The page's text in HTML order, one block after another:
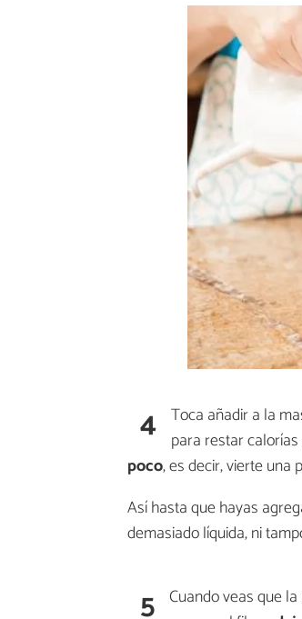
4 Toca añadir a la
para restar
poco, es decir, vierte una
Así hasta que hayas
demasiado líquida, ni
5 Cuando veas que